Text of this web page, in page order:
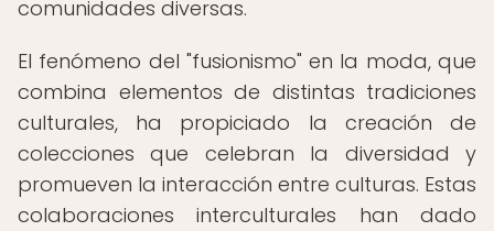
comunidades diversas.
El fenómeno del "fusionismo" en la moda, que
combina elementos de distintas tradiciones
culturales, ha propiciado la creación de
colecciones que celebran la diversidad y
promueven la interacción entre culturas. Estas
colaboraciones interculturales han dado